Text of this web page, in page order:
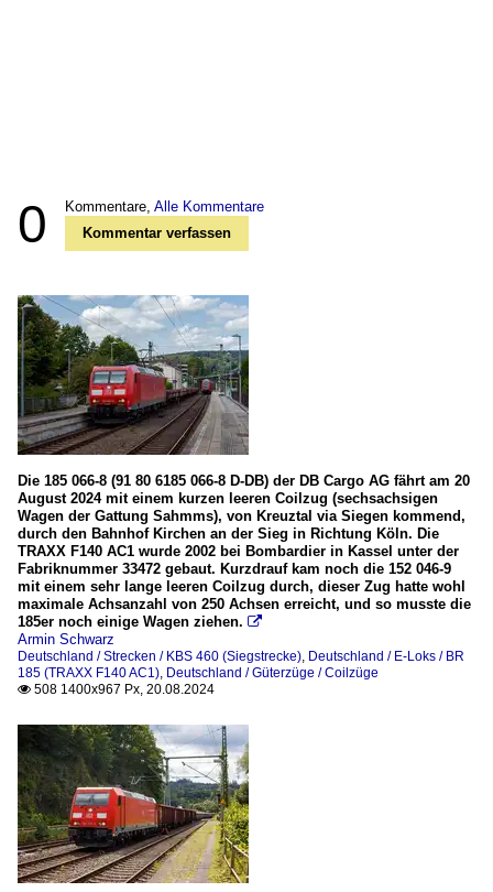
0 Kommentare, Alle Kommentare
Kommentar verfassen
Die 185 066-8 (91 80 6185 066-8 D-DB) der DB Cargo AG fährt am 20
August 2024 mit einem kurzen leeren Coilzug (sechsachsigen
Wagen der Gattung Sahmms), von Kreuztal via Siegen kommend,
durch den Bahnhof Kirchen an der Sieg in Richtung Köln. Die
TRAXX F140 AC1 wurde 2002 bei Bombardier in Kassel unter der
Fabriknummer 33472 gebaut. Kurzdrauf kam noch die 152 046-9
mit einem sehr lange leeren Coilzug durch, dieser Zug hatte wohl
maximale Achsanzahl von 250 Achsen erreicht, und so musste die
185er noch einige Wagen ziehen. 
Armin Schwarz
Deutschland / Strecken / KBS 460 (Siegstrecke) Deutschland / E-Loks / BR
185 (TRAXX F140 AC1) Deutschland / Güterzüge / Coilzüge
 508 1400x967 Px, 20.08.2024